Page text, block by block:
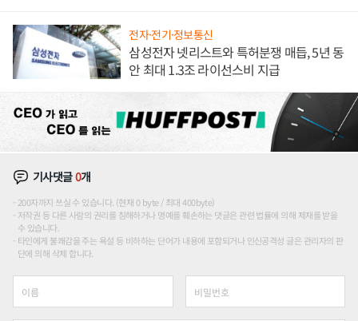
전자·전기·정보통신
삼성전자 넷리스트와 특허분쟁 매듭, 5년 동
안 최대 1.3조 라이선스비 지급
기사댓글0개
200자까지 쓰실 수 있습니다. (현재 0 byte / 최대 400byte)
저작권 등 다른 사람의 권리를 침해하거나 명예를 훼손하는 댓글은 관련 법률에 의해 제재를 받을
수 있습니다.
타인에게 불쾌감을 주는 욕설 등 비하하는 단어가 내용에 포함되거나 인신공격성 글은 관리자의 판
단에 의해 삭제 합니다.